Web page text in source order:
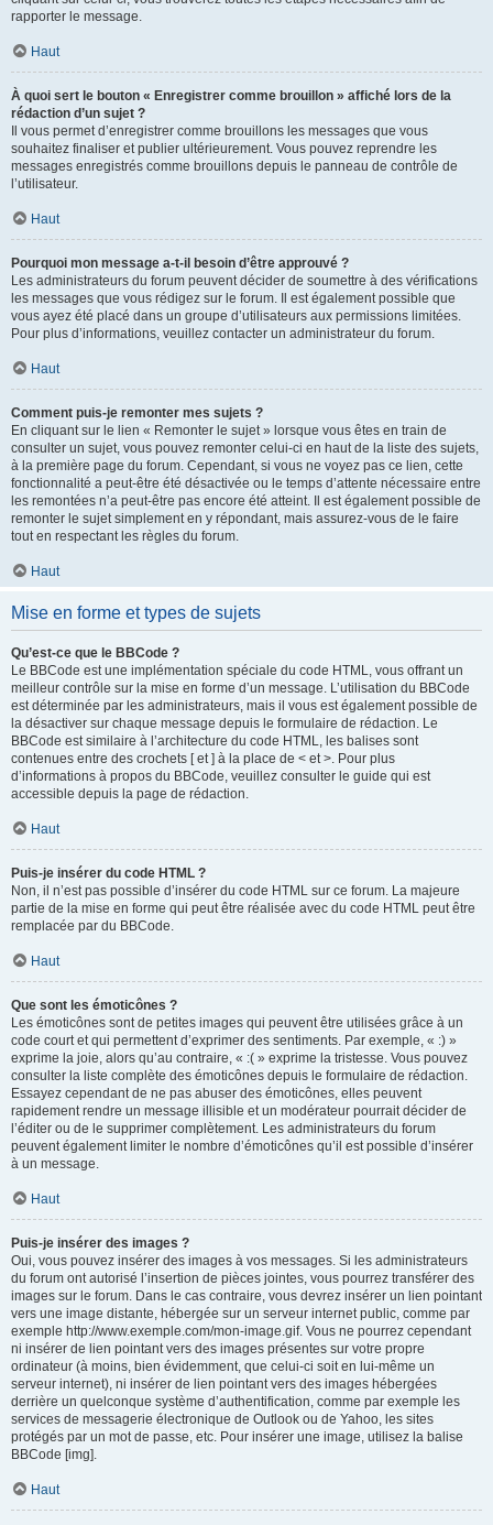
rapporter le message.
Haut
À quoi sert le bouton « Enregistrer comme brouillon » affiché lors de la
rédaction d’un sujet ?
Il vous permet d’enregistrer comme brouillons les messages que vous
souhaitez finaliser et publier ultérieurement. Vous pouvez reprendre les
messages enregistrés comme brouillons depuis le panneau de contrôle de
l’utilisateur.
Haut
Pourquoi mon message a-t-il besoin d’être approuvé ?
Les administrateurs du forum peuvent décider de soumettre à des vérifications
les messages que vous rédigez sur le forum. Il est également possible que
vous ayez été placé dans un groupe d’utilisateurs aux permissions limitées.
Pour plus d’informations, veuillez contacter un administrateur du forum.
Haut
Comment puis-je remonter mes sujets ?
En cliquant sur le lien « Remonter le sujet » lorsque vous êtes en train de
consulter un sujet, vous pouvez remonter celui-ci en haut de la liste des sujets,
à la première page du forum. Cependant, si vous ne voyez pas ce lien, cette
fonctionnalité a peut-être été désactivée ou le temps d’attente nécessaire entre
les remontées n’a peut-être pas encore été atteint. Il est également possible de
remonter le sujet simplement en y répondant, mais assurez-vous de le faire
tout en respectant les règles du forum.
Haut
Mise en forme et types de sujets
Qu’est-ce que le BBCode ?
Le BBCode est une implémentation spéciale du code HTML, vous offrant un
meilleur contrôle sur la mise en forme d’un message. L’utilisation du BBCode
est déterminée par les administrateurs, mais il vous est également possible de
la désactiver sur chaque message depuis le formulaire de rédaction. Le
BBCode est similaire à l’architecture du code HTML, les balises sont
contenues entre des crochets [ et ] à la place de < et >. Pour plus
d’informations à propos du BBCode, veuillez consulter le guide qui est
accessible depuis la page de rédaction.
Haut
Puis-je insérer du code HTML ?
Non, il n’est pas possible d’insérer du code HTML sur ce forum. La majeure
partie de la mise en forme qui peut être réalisée avec du code HTML peut être
remplacée par du BBCode.
Haut
Que sont les émoticônes ?
Les émoticônes sont de petites images qui peuvent être utilisées grâce à un
code court et qui permettent d’exprimer des sentiments. Par exemple, « :) »
exprime la joie, alors qu’au contraire, « :( » exprime la tristesse. Vous pouvez
consulter la liste complète des émoticônes depuis le formulaire de rédaction.
Essayez cependant de ne pas abuser des émoticônes, elles peuvent
rapidement rendre un message illisible et un modérateur pourrait décider de
l’éditer ou de le supprimer complètement. Les administrateurs du forum
peuvent également limiter le nombre d’émoticônes qu’il est possible d’insérer
à un message.
Haut
Puis-je insérer des images ?
Oui, vous pouvez insérer des images à vos messages. Si les administrateurs
du forum ont autorisé l’insertion de pièces jointes, vous pourrez transférer des
images sur le forum. Dans le cas contraire, vous devrez insérer un lien pointant
vers une image distante, hébergée sur un serveur internet public, comme par
exemple http://www.exemple.com/mon-image.gif. Vous ne pourrez cependant
ni insérer de lien pointant vers des images présentes sur votre propre
ordinateur (à moins, bien évidemment, que celui-ci soit en lui-même un
serveur internet), ni insérer de lien pointant vers des images hébergées
derrière un quelconque système d’authentification, comme par exemple les
services de messagerie électronique de Outlook ou de Yahoo, les sites
protégés par un mot de passe, etc. Pour insérer une image, utilisez la balise
BBCode [img].
Haut